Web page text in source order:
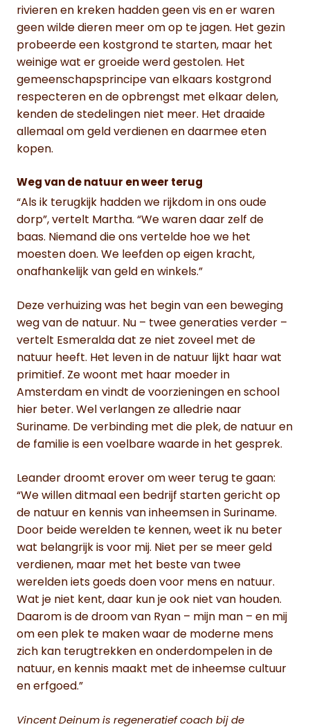
rivieren en kreken hadden geen vis en er waren
geen wilde dieren meer om op te jagen. Het gezin
probeerde een kostgrond te starten, maar het
weinige wat er groeide werd gestolen. Het
gemeenschapsprincipe van elkaars kostgrond
respecteren en de opbrengst met elkaar delen,
kenden de stedelingen niet meer. Het draaide
allemaal om geld verdienen en daarmee eten
kopen.
Weg van de natuur en weer terug
“Als ik terugkijk hadden we rijkdom in ons oude
dorp”, vertelt Martha. “We waren daar zelf de
baas. Niemand die ons vertelde hoe we het
moesten doen. We leefden op eigen kracht,
onafhankelijk van geld en winkels.”
Deze verhuizing was het begin van een beweging
weg van de natuur. Nu – twee generaties verder –
vertelt Esmeralda dat ze niet zoveel met de
natuur heeft. Het leven in de natuur lijkt haar wat
primitief. Ze woont met haar moeder in
Amsterdam en vindt de voorzieningen en school
hier beter. Wel verlangen ze alledrie naar
Suriname. De verbinding met die plek, de natuur en
de familie is een voelbare waarde in het gesprek.
Leander droomt erover om weer terug te gaan:
“We willen ditmaal een bedrijf starten gericht op
de natuur en kennis van inheemsen in Suriname.
Door beide werelden te kennen, weet ik nu beter
wat belangrijk is voor mij. Niet per se meer geld
verdienen, maar met het beste van twee
werelden iets goeds doen voor mens en natuur.
Wat je niet kent, daar kun je ook niet van houden.
Daarom is de droom van Ryan – mijn man – en mij
om een plek te maken waar de moderne mens
zich kan terugtrekken en onderdompelen in de
natuur, en kennis maakt met de inheemse cultuur
en erfgoed.”
Vincent Deinum is regeneratief coach bij de